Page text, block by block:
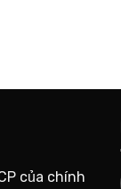
của chính